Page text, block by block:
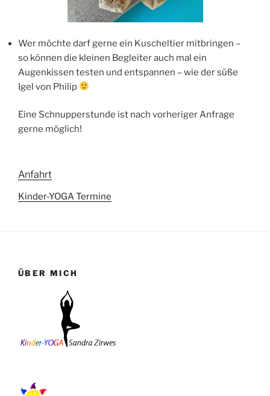
Wer möchte darf gerne ein Kuscheltier mitbringen –
so können die kleinen Begleiter auch mal ein
Augenkissen testen und entspannen – wie der süße
Igel von Philip
Eine Schnupperstunde ist nach vorheriger Anfrage
gerne möglich!
Anfahrt
Kinder-YOGA Termine
ÜBER MICH